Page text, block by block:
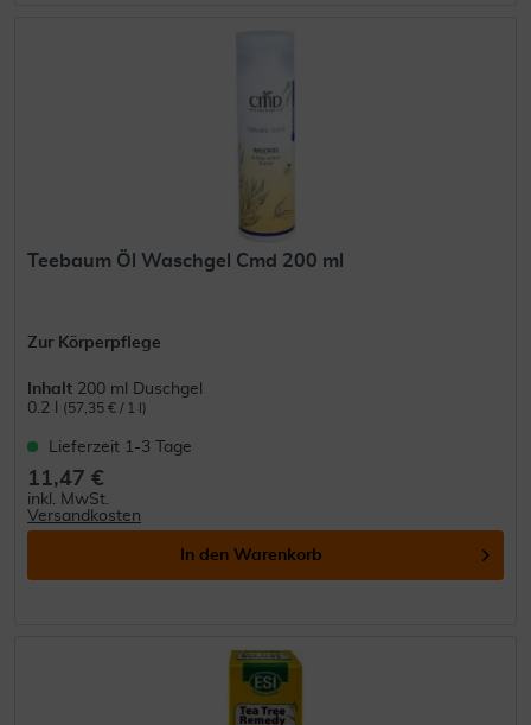
Teebaum Öl Waschgel Cmd 200 ml
Zur Körperpflege
Inhalt 200 ml Duschgel
0.2 l
(57,35 € / 1 l)
Lieferzeit 1-3 Tage
11,47 €
inkl. MwSt.
Versandkosten
In den Warenkorb